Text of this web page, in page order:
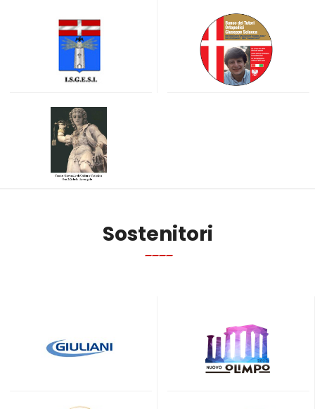
Sostenitori